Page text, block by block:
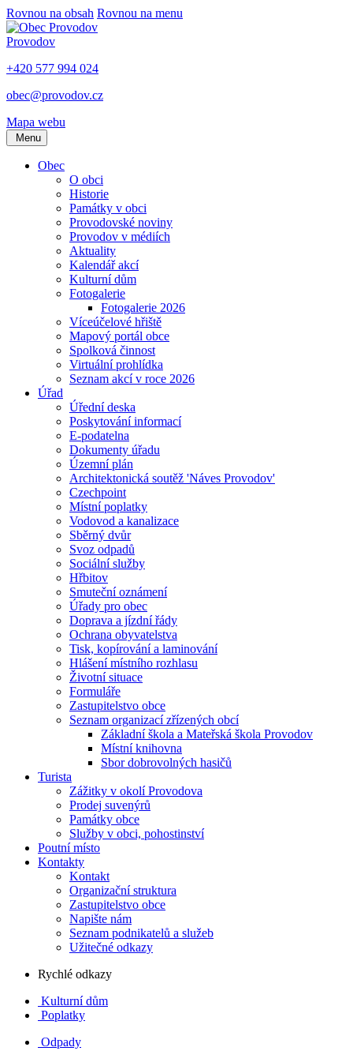
Rovnou na obsah Rovnou na menu
Provodov
+420 577 994 024
obec@provodov.cz
Mapa webu
Menu
Obec
O obci
Historie
Památky v obci
Provodovské noviny
Provodov v médiích
Aktuality
Kalendář akcí
Kulturní dům
Fotogalerie
Fotogalerie 2026
Víceúčelové hřiště
Mapový portál obce
Spolková činnost
Virtuální prohlídka
Seznam akcí v roce 2026
Úřad
Úřední deska
Poskytování informací
E-podatelna
Dokumenty úřadu
Územní plán
Architektonická soutěž 'Náves Provodov'
Czechpoint
Místní poplatky
Vodovod a kanalizace
Sběrný dvůr
Svoz odpadů
Sociální služby
Hřbitov
Smuteční oznámení
Úřady pro obec
Doprava a jízdní řády
Ochrana obyvatelstva
Tisk, kopírování a laminování
Hlášení místního rozhlasu
Životní situace
Formuláře
Zastupitelstvo obce
Seznam organizací zřízených obcí
Základní škola a Mateřská škola Provodov
Místní knihovna
Sbor dobrovolných hasičů
Turista
Zážitky v okolí Provodova
Prodej suvenýrů
Památky obce
Služby v obci, pohostinství
Poutní místo
Kontakty
Kontakt
Organizační struktura
Zastupitelstvo obce
Napište nám
Seznam podnikatelů a služeb
Užitečné odkazy
Rychlé odkazy
Kulturní dům
Poplatky
Odpady